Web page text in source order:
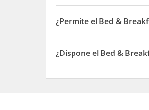
El Bed & Breakfast La
¿Permite el Bed &
Sí, el Bed & Breakfast La
¿Dispone el Bed &